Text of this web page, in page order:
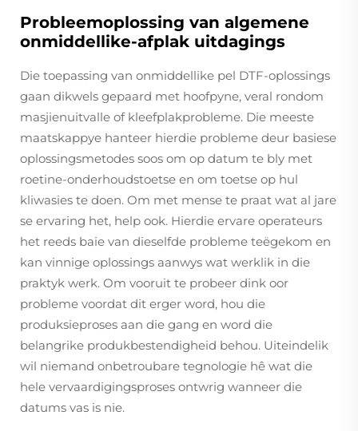
Probleemoplossing van algemene
onmiddellike-afplak uitdagings
Die toepassing van onmiddellike pel DTF-oplossings
gaan dikwels gepaard met hoofpyne, veral rondom
masjienuitvalle of kleefplakprobleme. Die meeste
maatskappye hanteer hierdie probleme deur basiese
oplossingsmetodes soos om op datum te bly met
roetine-onderhoudstoetse en om toetse op hul
kliwasies te doen. Om met mense te praat wat al jare
se ervaring het, help ook. Hierdie ervare operateurs
het reeds baie van dieselfde probleme teëgekom en
kan vinnige oplossings aanwys wat werklik in die
praktyk werk. Om vooruit te probeer dink oor
probleme voordat dit erger word, hou die
produksieproses aan die gang en word die
belangrike produkbestendigheid behou. Uiteindelik
wil niemand onbetroubare tegnologie hê wat die
hele vervaardigingsproses ontwrig wanneer die
datums vas is nie.